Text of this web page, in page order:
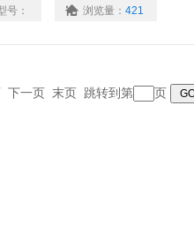
号： 浏览量： 421
下一页 末页 跳转到第 页